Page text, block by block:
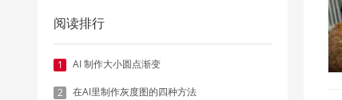
阅读排行
1 AI 制作大小圆点渐变
2 在AI里制作灰度图的四种方法